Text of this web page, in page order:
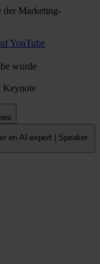
der Marketing-
YouTube
wurde
Keynote
en AI-expert | Speaker